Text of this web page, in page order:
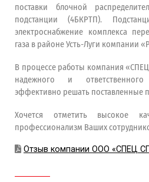
поставки блочной
подстанции (4БКРТП).
электроснабжение комплекса
газа в районе Усть-Луги компании
В процессе работы компания
надежного и
эффективно решать поставленные
Хочется отметить высокое
профессионализм Ваших
Отзыв компании ООО «СПЕЦ